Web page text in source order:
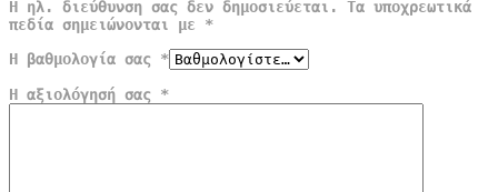
Η ηλ. διεύθυνση σας δεν δημοσιεύεται.
Τα υποχρεωτικά
πεδία σημειώνονται με *
Η βαθμολογία σας *
Η αξιολόγησή σας *